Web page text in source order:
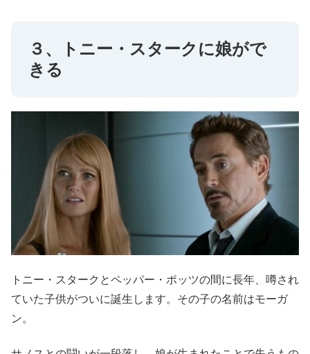
３、トニー・スタークに娘がで
きる
トニー・スタークとペッパー・ポッツの間に長年、噂され
ていた子供がついに誕生します。その子の名前はモーガ
ン。